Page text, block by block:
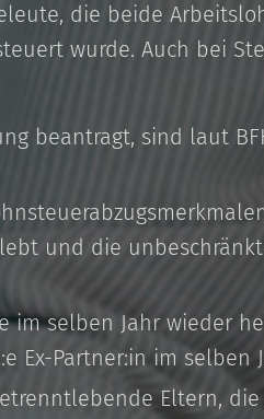
die beide
wurde. Auch bei
beantragt, sind laut
und die
im selben Jahr wieder
Ex-Partner:in im selben
Eltern,